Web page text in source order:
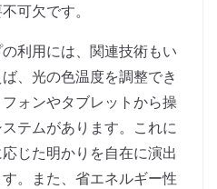
可欠です。
利用には、関連技術もい
、光の色温度を調整でき
ォンやタブレットから操
テムがあります。これに
じた明かりを自在に演出
。また、省エネルギー性